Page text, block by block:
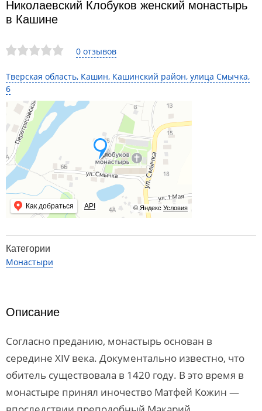
0 отзывов
Тверская область, Кашин, Кашинский район, улица Смычка,
6
© Яндекс Условия
Как добраться API
Николаевский Клобуков женский монастырь
в Кашине
Категории
Монастыри
Описание
Согласно преданию, монастырь основан в
середине XIV века. Документально известно, что
обитель существовала в 1420 году. В это время в
монастыре принял иночество Матфей Кожин —